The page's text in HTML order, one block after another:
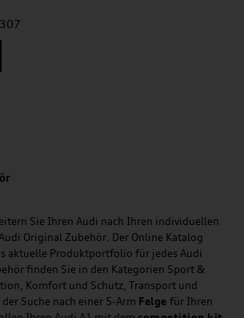
Sie Ihren Audi nach Ihren individuellen
Original Zubehör. Der Online Katalog
aktuelle Produktportfolio für jedes Audi
finden Sie in den Kategorien Sport &
Komfort und Schutz, Transport und
Suche nach einer 5-Arm Felge für Ihren